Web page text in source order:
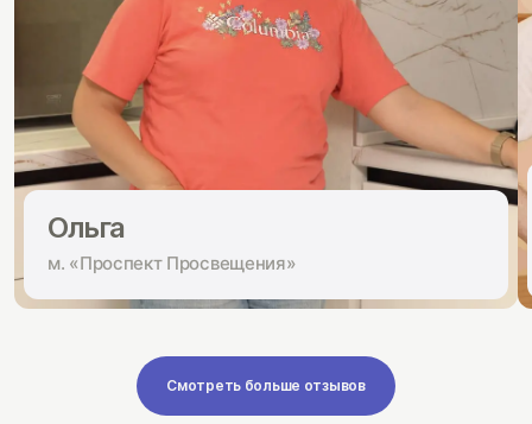
Ольга
м. «Проспект Просвещения»
Смотреть больше отзывов